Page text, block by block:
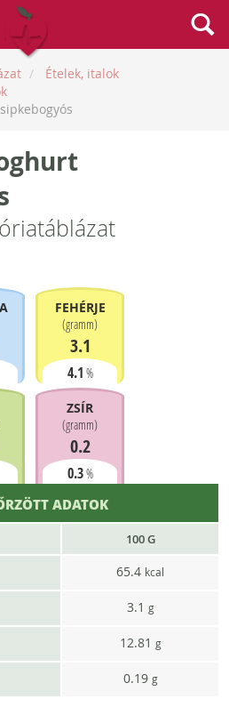
Ételek, italok
FEHÉRJE
(gramm)
3.1
4.1 %
ZSÍR
(gramm)
0.2
0.3%
ADATOK
100 G
65.4 kcal
3.1 g
12.81 g
0.19 g